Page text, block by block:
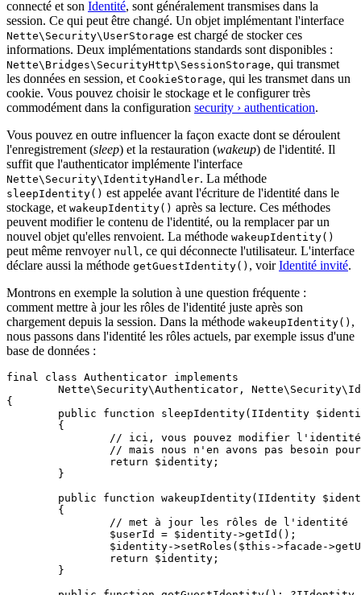
connecté et son Identité, sont généralement transmises dans la
session. Ce qui peut être changé. Un objet implémentant l'interface
Nette\Security\UserStorage est chargé de stocker ces
informations. Deux implémentations standards sont disponibles :
Nette\Bridges\SecurityHttp\SessionStorage, qui transmet
les données en session, et CookieStorage, qui les transmet dans un
cookie. Vous pouvez choisir le stockage et le configurer très
commodément dans la configuration security › authentication.
Vous pouvez en outre influencer la façon exacte dont se déroulent
l'enregistrement (sleep) et la restauration (wakeup) de l'identité. Il
suffit que l'authenticator implémente l'interface
Nette\Security\IdentityHandler. La méthode
sleepIdentity() est appelée avant l'écriture de l'identité dans le
stockage, et wakeupIdentity() après sa lecture. Ces méthodes
peuvent modifier le contenu de l'identité, ou la remplacer par un
nouvel objet qu'elles renvoient. La méthode wakeupIdentity()
peut même renvoyer null, ce qui déconnecte l'utilisateur. L'interface
déclare aussi la méthode getGuestIdentity() , voirIdentité invité.
Montrons en exemple la solution à une question fréquente :
comment mettre à jour les rôles de l'identité juste après son
chargement depuis la session. Dans la méthode wakeupIdentity() ,
nous passons dans l'identité les rôles actuels, par exemple issus d'une
base de données :
final class Authenticator implements
{